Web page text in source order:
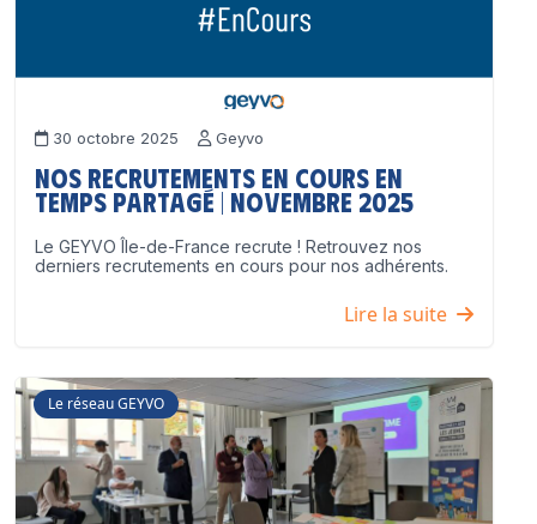
30 octobre 2025 Geyvo
Nos recrutements en cours en
temps partagé | Novembre 2025
Le GEYVO Île-de-France recrute ! Retrouvez nos
derniers recrutements en cours pour nos adhérents.
Lire la suite
Le réseau GEYVO